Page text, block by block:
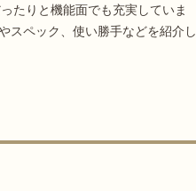
たりと機能面でも充実していま
スペック、使い勝手などを紹介し